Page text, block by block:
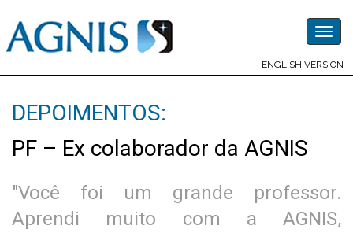
ENGLISH VERSION
DEPOIMENTOS:
PF – Ex colaborador da AGNIS
"Você foi um grande professor.
Aprendi muito com a AGNIS,